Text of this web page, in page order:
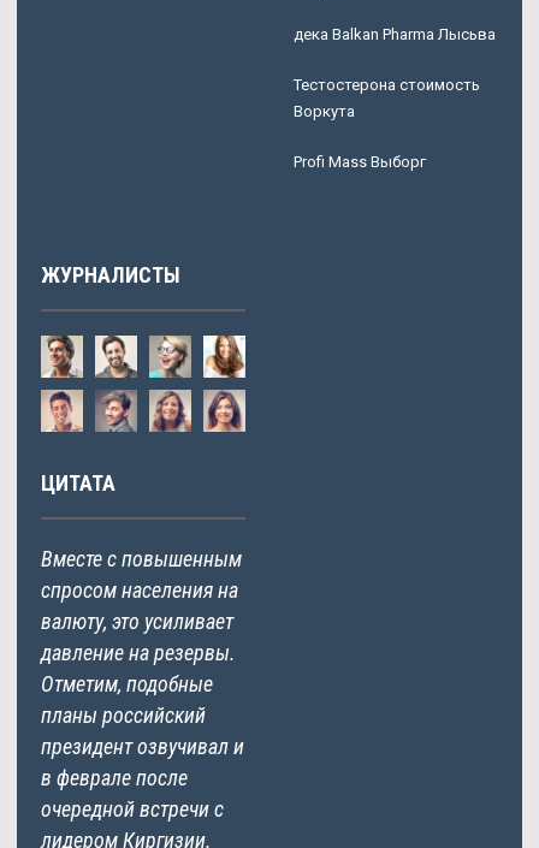
дека Balkan Pharma Лысьва
Тестостерона стоимость
Воркута
Profi Mass Выборг
ЖУРНАЛИСТЫ
ЦИТАТА
Вместе с повышенным
спросом населения на
валюту, это усиливает
давление на резервы.
Отметим, подобные
планы российский
президент озвучивал и
в феврале после
очередной встречи с
лидером Киргизии.